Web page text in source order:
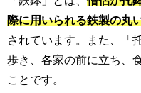
際に用いられる鉄製の丸
されています。また、「
歩き、各家の前に立ち、
ことです。